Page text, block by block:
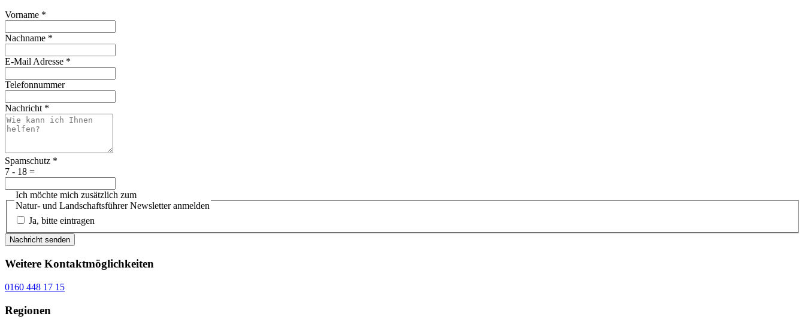
Vorname *
Nachname *
E-Mail Adresse *
Telefonnummer
Nachricht *
Spamschutz *
7 - 18 =
Ich möchte mich zusätzlich zum
Natur- und Landschaftsführer Newsletter anmelden
Ja, bitte eintragen
Nachricht senden
Weitere Kontaktmöglichkeiten
0160 448 17 15
Regionen